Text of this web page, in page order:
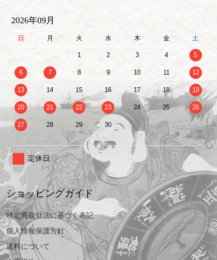
2026年09月
日 月 火 水 木 金 土
1 2 3 4 5
6 7 8 9 10 11 12
13 14 15 16 17 18 19
20 21 22 23 24 25 26
27 28 29 30
定休日
ショッピングガイド
特定商取引法に基づく表記
個人情報保護方針
送料について